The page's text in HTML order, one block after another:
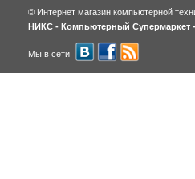
© Интернет магазин компьютерной
НИКС - Компьютерный Cупермаркет
Мы в сети